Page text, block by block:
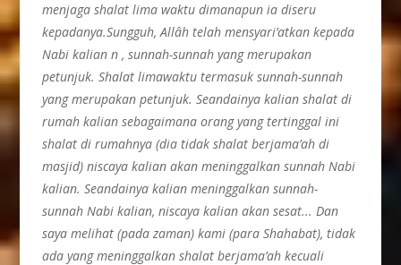
menjaga shalat lima waktu dimanapun ia diseru
kepadanya.Sungguh, Allâh telah mensyari’atkan kepada
Nabi kalian n , sunnah-sunnah yang merupakan
petunjuk.Shalat limawaktu termasuk sunnah-sunnah
yang merupakanpetunjuk. Seandainya kalian shalat di
rumah kaliansebagaimana orang yang tertinggal ini
shalat dirumahnya (dia tidak shalat berjama’ahdi
masjid) niscaya kalian akan meninggalkan sunnah Nabi
kalian. Seandainya kalian meninggalkan sunnah-
sunnah Nabi kalian, niscaya kalian akan sesat...Dan
saya melihat (pada zaman) kami (para Shahabat), tidak
ada yang meninggalkan shalat berjama’ah kecuali